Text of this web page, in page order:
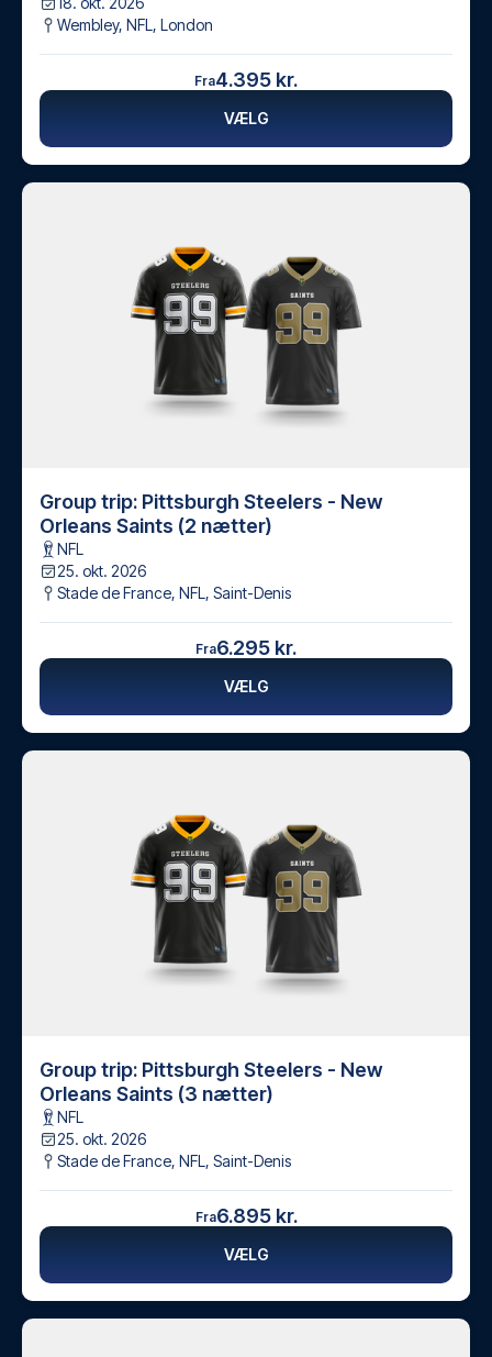
Wembley, NFL, London
Fra4.395 kr.
VÆLG
Group trip: Pittsburgh Steelers - New
Orleans Saints (2 nætter)
NFL
25. okt. 2026
Stade de France, NFL, Saint-Denis
Fra6.295 kr.
VÆLG
Group trip: Pittsburgh Steelers - New
Orleans Saints (3 nætter)
NFL
25. okt. 2026
Stade de France, NFL, Saint-Denis
Fra6.895 kr.
VÆLG